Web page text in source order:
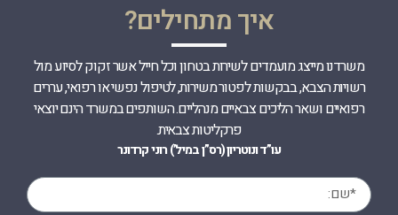
איך מתחילים?
משרדנו מייצג מועמדים לשירות בטחון וכל חייל אשר זקוק לסיוע מול
רשויות הצבא, בבקשות לפטור משירות, לטיפול נפשי או רפואי, עררים
רפואיים ושאר הליכים צבאיים מנהליים. השותפים במשרד הינם יוצאי
פרקליטות צבאית.
עו”ד ונוטריון (רס”ן במיל’) רוני קרדונר